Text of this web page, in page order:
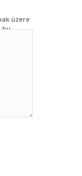
üzere
bu